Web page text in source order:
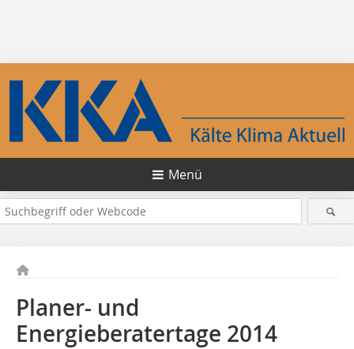
Menü
Planer- und
Energieberatertage 2014